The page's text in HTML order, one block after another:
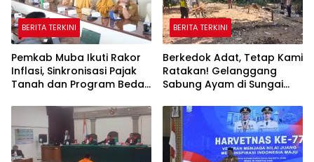
BERITA TERKINI
Pemkab Muba Ikuti Rakor
Inflasi, Sinkronisasi Pajak
Tanah dan Program Bedah
BERITA TERKINI
Berkedok Adat, Tetap Kami
Ratakan! Gelanggang
Sabung Ayam di Sungai
Hilir